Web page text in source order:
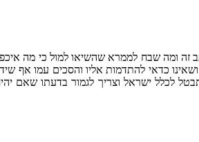
ומה שבח לממרא שהשיאו למול כי מה
כדאי להתדמות אליו והסכים עמו אף
לכלל ישראל וצריך לגמור בדעתו שאם